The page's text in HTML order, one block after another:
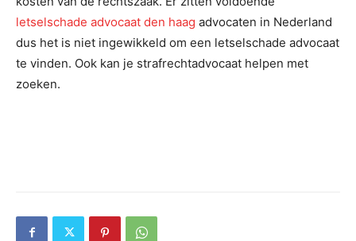
letselschade advocaat den haag advocaten in Nederland
dus het is niet ingewikkeld om een letselschade advocaat
te vinden. Ook kan je strafrechtadvocaat helpen met
zoeken.